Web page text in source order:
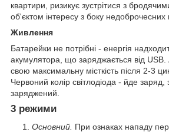
квартири, ризикує зустрітися з
об'єктом інтересу з боку недоброчесних
Живлення
Батарейки не потрібні - енергія
акумулятора, що заряджається від
свою максимальну місткість після 2-3
Червоний колір світлодіода - йде
заряджений.
3 режими
Основний. При ознаках нападу